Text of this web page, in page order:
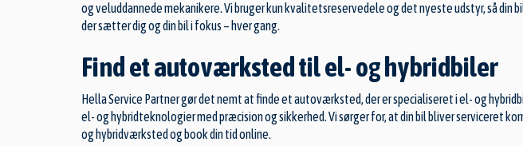
og veluddannede mekanikere. Vi bruger kun kvalitetsreservedele og det nyeste udstyr, så
der sætter dig og din bil i fokus – hver gang.
Find et autoværksted til el- og hybridbiler
Hella Service Partner gør det nemt at finde et autoværksted, der er specialiseret i el- og
el- og hybridteknologier med præcision og sikkerhed. Vi sørger for, at din bil bliver serviceret
og hybridværksted og book din tid online.